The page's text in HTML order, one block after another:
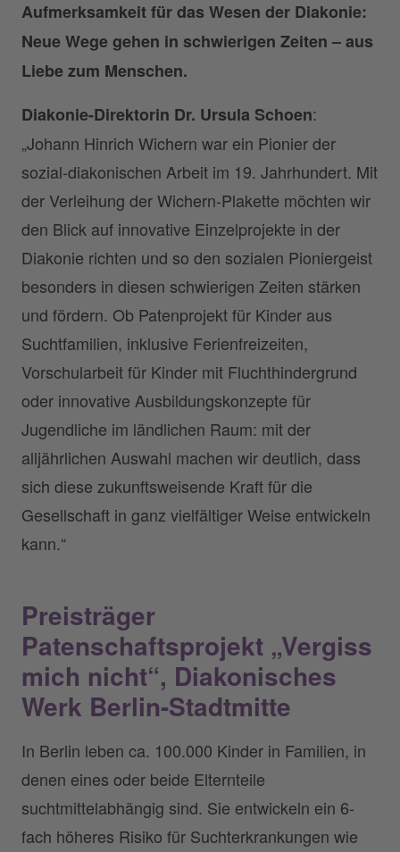
Aufmerksamkeit für das Wesen der Diakonie:
Neue Wege gehen in schwierigen Zeiten – aus
Liebe zum Menschen.
Diakonie-Direktorin Dr. Ursula Schoen:
„Johann Hinrich Wichern war ein Pionier der
sozial-diakonischen Arbeit im 19. Jahrhundert. Mit
der Verleihung der Wichern-Plakette möchten wir
den Blick auf innovative Einzelprojekte in der
Diakonie richten und so den sozialen Pioniergeist
besonders in diesen schwierigen Zeiten stärken
und fördern. Ob Patenprojekt für Kinder aus
Suchtfamilien, inklusive Ferienfreizeiten,
Vorschularbeit für Kinder mit Fluchthindergrund
oder innovative Ausbildungskonzepte für
Jugendliche im ländlichen Raum: mit der
alljährlichen Auswahl machen wir deutlich, dass
sich diese zukunftsweisende Kraft für die
Gesellschaft in ganz vielfältiger Weise entwickeln
kann.“
Preisträger
Patenschaftsprojekt „Vergiss
mich nicht“, Diakonisches
Werk Berlin-Stadtmitte
In Berlin leben ca. 100.000 Kinder in Familien, in
denen eines oder beide Elternteile
suchtmittelabhängig sind. Sie entwickeln ein 6-
fach höheres Risiko für Suchterkrankungen wie